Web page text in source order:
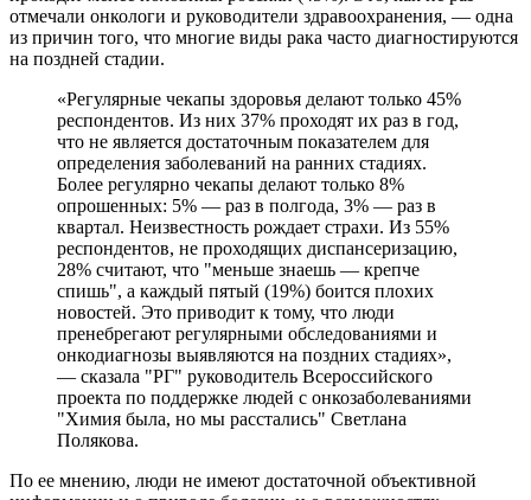
отмечали онкологи и руководители здравоохранения, — одна
из причин того, что многие виды рака часто диагностируются
на поздней стадии.
«Регулярные чекапы здоровья делают только 45%
респондентов. Из них 37% проходят их раз в год,
что не является достаточным показателем для
определения заболеваний на ранних стадиях.
Более регулярно чекапы делают только 8%
опрошенных: 5% — раз в полгода, 3% — раз в
квартал. Неизвестность рождает страхи. Из 55%
респондентов, не проходящих диспансеризацию,
28% считают, что "меньше знаешь — крепче
спишь", а каждый пятый (19%) боится плохих
новостей. Это приводит к тому, что люди
пренебрегают регулярными обследованиями и
онкодиагнозы выявляются на поздних стадиях»,
— сказала "РГ" руководитель Всероссийского
проекта по поддержке людей с онкозаболеваниями
"Химия была, но мы расстались" Светлана
Полякова.
По ее мнению, люди не имеют достаточной объективной